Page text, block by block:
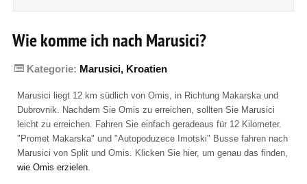
Wie komme ich nach Marusici?
Kategorie: Marusici, Kroatien
Marusici liegt 12 km südlich von Omis, in Richtung Makarska und
Dubrovnik. Nachdem Sie Omis zu erreichen, sollten Sie Marusici
leicht zu erreichen. Fahren Sie einfach geradeaus für 12 Kilometer.
"Promet Makarska" und "Autopoduzece Imotski" Busse fahren nach
Marusici von Split und Omis. Klicken Sie hier, um genau das finden,
wie Omis erzielen.